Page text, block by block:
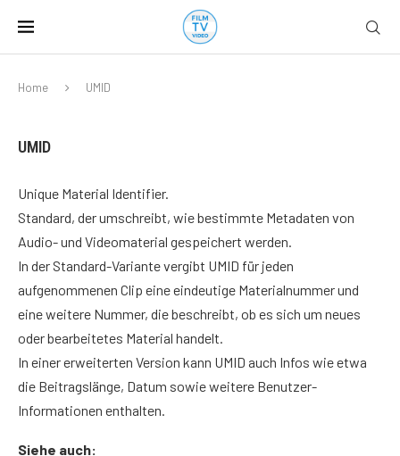
Home UMID
UMID
Unique Material Identifier.
Standard, der umschreibt, wie bestimmte Metadaten von
Audio- und Videomaterial gespeichert werden.
In der Standard-Variante vergibt UMID für jeden
aufgenommenen Clip eine eindeutige Materialnummer und
eine weitere Nummer, die beschreibt, ob es sich um neues
oder bearbeitetes Material handelt.
In einer erweiterten Version kann UMID auch Infos wie etwa
die Beitragslänge, Datum sowie weitere Benutzer-
Informationen enthalten.
Siehe auch: